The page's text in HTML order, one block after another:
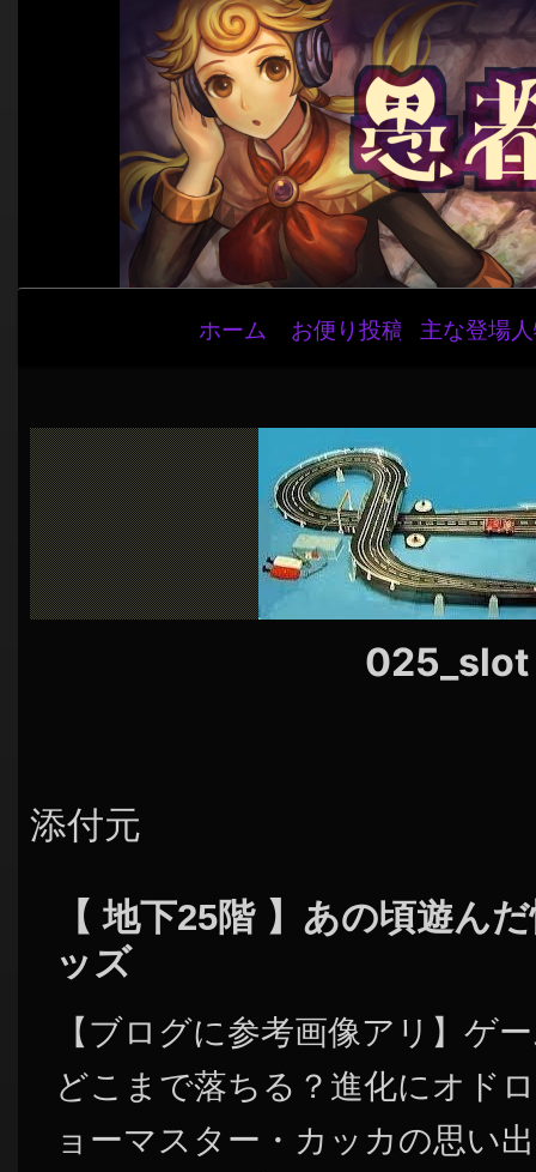
ビ
ゲ
ー
シ
ョ
ン
ホーム お便り投稿 主な登場
025_slot
添付元
【 地下25階 】あの頃遊ん
ッズ
【ブログに参考画像アリ】ゲ
どこまで落ちる？進化にオド
ョーマスター・カッカの思い